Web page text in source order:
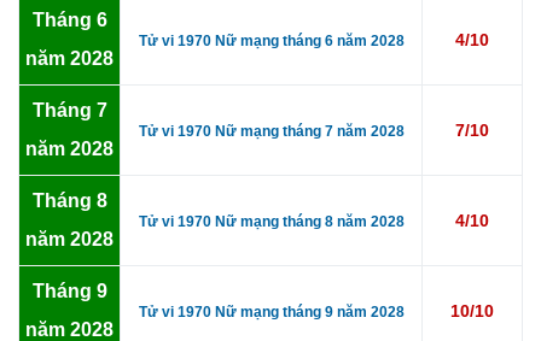
Tháng 6
năm 2028
Tử vi 1970 Nữ mạng tháng 6 năm 2028 4/10
Tháng 7
năm 2028
Tử vi 1970 Nữ mạng tháng 7 năm 2028 7/10
Tháng 8
năm 2028
Tử vi 1970 Nữ mạng tháng 8 năm 2028 4/10
Tháng 9
năm 2028
Tử vi 1970 Nữ mạng tháng 9 năm 2028 10/10